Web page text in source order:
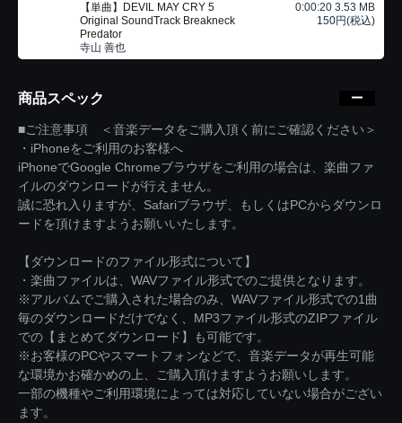
【単曲】DEVIL MAY CRY 5
Original SoundTrack Breakneck
Predator
寺山 善也
0:00:20 3.53 MB
150円(税込)
商品スペック
■ご注意事項 ＜音楽データをご購入頂く前にご確認ください＞
・iPhoneをご利用のお客様へ
iPhoneでGoogle Chromeブラウザをご利用の場合は、楽曲ファ
イルのダウンロードが行えません。
誠に恐れ入りますが、Safariブラウザ、もしくはPCからダウンロ
ードを頂けますようお願いいたします。
【ダウンロードのファイル形式について】
・楽曲ファイルは、WAVファイル形式でのご提供となります。
※アルバムでご購入された場合のみ、WAVファイル形式での1曲
毎のダウンロードだけでなく、MP3ファイル形式のZIPファイル
での【まとめてダウンロード】も可能です。
※お客様のPCやスマートフォンなどで、音楽データが再生可能
な環境かお確かめの上、ご購入頂けますようお願いします。
一部の機種やご利用環境によっては対応していない場合がござい
ます。